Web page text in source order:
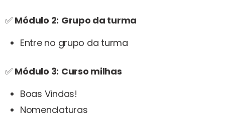
✅ Módulo 2: Grupo da turma
Entre no grupo da turma
✅ Módulo 3: Curso milhas
Boas Vindas!
Nomenclaturas